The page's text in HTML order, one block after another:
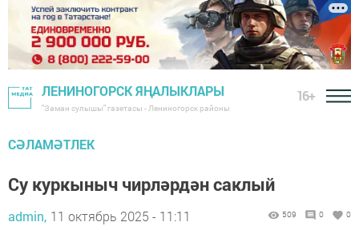
ЛЕНИНОГОРСК ЯҢАЛЫКЛАРЫ
"Заман сулышы" газетасы - Лениногорск районы
16+
СӘЛАМӘТЛЕК
Су куркыныч чирләрдән саклый
admin, 11 октябрь 2025 - 11:11 509 0 0